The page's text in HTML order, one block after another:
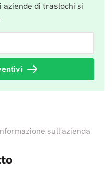
aziende di traslochi si
sull'azienda